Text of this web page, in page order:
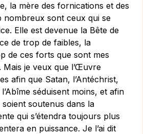
la mère des fornications et des
nombreux sont ceux qui se
Elle est devenue la Bête de
de trop de faibles, la
de ces forts que sont mes
Mais je veux que l’Œuvre
afin que Satan, l’Antéchrist,
séduisent moins, et afin
soutenus dans la
qui s’étendra toujours plus
en puissance. Je l’ai dit